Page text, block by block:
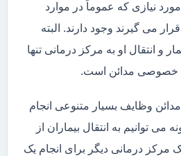
نیازی که عموماً در موارد
می گیرند وجود دارند. البته
و انتقال او به مرکز درمانی تنها
خصوصی مدائن است.
وظایف بسیار متنوعی انجام
می توانیم به انتقال بیماران از
درمانی دیگر برای انجام یک